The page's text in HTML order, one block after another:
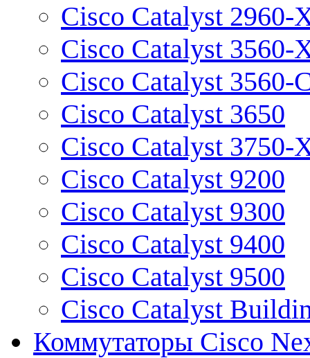
Cisco Catalyst 2960-
Cisco Catalyst 3560-
Cisco Catalyst 3560-
Cisco Catalyst 3650
Cisco Catalyst 3750-
Cisco Catalyst 9200
Cisco Catalyst 9300
Cisco Catalyst 9400
Cisco Catalyst 9500
Cisco Catalyst
Коммутаторы Cisco